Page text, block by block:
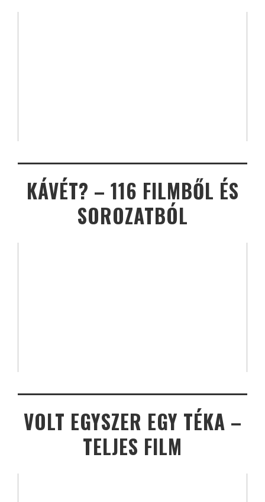
KÁVÉT? – 116 FILMBŐL ÉS
SOROZATBÓL
VOLT EGYSZER EGY TÉKA –
TELJES FILM